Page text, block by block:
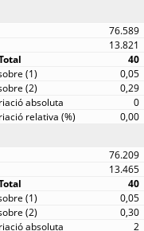
76.589
13.821
40
0,05
0,29
0
0,00
76.209
13.465
40
0,05
0,30
2